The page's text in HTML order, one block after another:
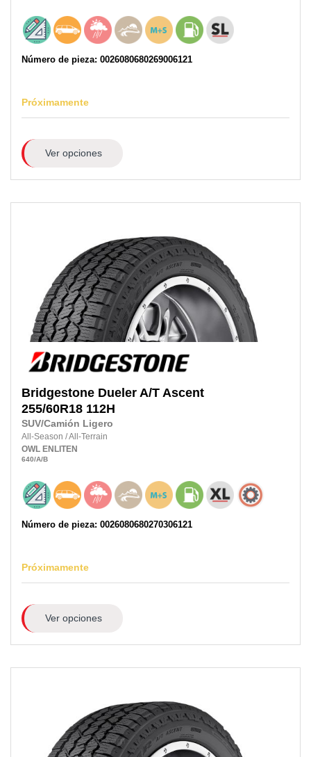
Número de pieza: 0026080680269006121
Próximamente
Ver opciones
Bridgestone Dueler A/T Ascent
255/60R18 112H
SUV/Camión Ligero
All-Season /All-Terrain
OWL ENLITEN
640/A/B
Número de pieza: 0026080680270306121
Próximamente
Ver opciones